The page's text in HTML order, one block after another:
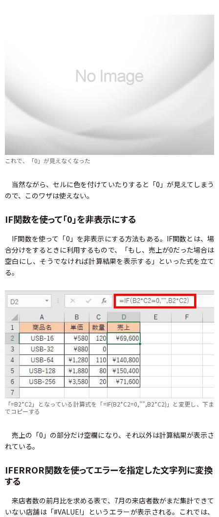
これで、「0」が見えなくなった
当然ながら、セルに色を付けていたりすると「0」が見えてしまう
ので、このワザは使えない。
IF関数を使って「0」を非表示にする
IF関数を使って「0」を非表示にする方法もある。IF関数とは、場
合分けをするときに利用するもので、「もし、売上が0だった場合は
空白にし、そうでなければ計算結果を表示する」といった式を立て
る。
「=B2*C2」となっている計算式を「=IF(B2*C2=0,””,B2*C2)」と変更し、下ま
でコピーする
売上の「0」の部分だけ空欄になり、それ以外は計算結果が表示さ
れている。
IFERROR関数を使ってエラーを指定した文字列に変換
する
来店者数の前月比を求める表で、7月の来店者数がまだ集計できて
いない店舗は「#VALUE!」というエラーが表示される。これでは、